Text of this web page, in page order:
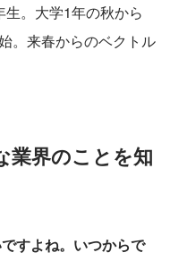
。大学1年の秋から
。来春からのベクトル
業界のことを知
すよね。いつからで